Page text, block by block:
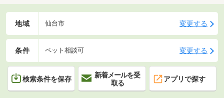
できるお部屋を探してみてくださいね。
地域 仙台市 変更する
条件 ペット相談可 変更する
検索条件を保存
新着メールを受
取る
アプリで探す